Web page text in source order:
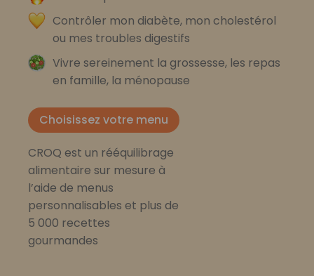
Contrôler mon diabète, mon cholestérol
ou mes troubles digestifs
Vivre sereinement la grossesse, les repas
en famille, la ménopause
Choisissez votre menu
CROQ est un rééquilibrage
alimentaire sur mesure à
l’aide de menus
personnalisables et plus de
5 000 recettes
gourmandes